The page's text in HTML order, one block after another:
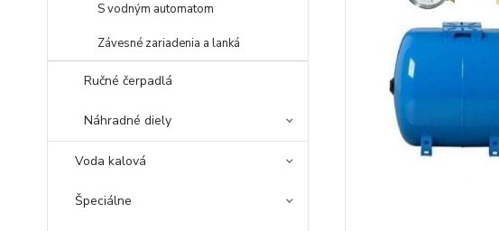
S vodným automatom
Závesné zariadenia a lanká
Ručné čerpadlá
Náhradné diely
Voda kalová
Špeciálne